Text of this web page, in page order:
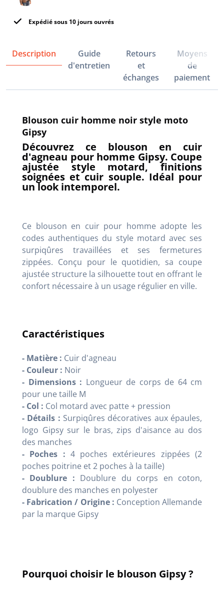
Expédié sous 10 jours ouvrés
Description
Guide
d'entretien
Retours
et
échanges
Moyens
de
paiement
Blouson cuir homme noir style moto
Gipsy
Découvrez ce blouson en cuir
d'agneau pour homme Gipsy. Coupe
ajustée style motard, finitions
soignées et cuir souple. Idéal pour
un look intemporel.
Ce blouson en cuir pour homme adopte les
codes authentiques du style motard avec ses
surpiqûres travaillées et ses fermetures
zippées. Conçu pour le quotidien, sa coupe
ajustée structure la silhouette tout en offrant le
confort nécessaire à un usage régulier en ville.
Caractéristiques
- Matière : Cuir d'agneau
- Couleur : Noir
- Dimensions : Longueur de corps de 64 cm
pour une taille M
- Col : Col motard avec patte + pression
- Détails : Surpiqûres décoratives aux épaules,
logo Gipsy sur le bras, zips d'aisance au dos
des manches
- Poches : 4 poches extérieures zippées (2
poches poitrine et 2 poches à la taille)
- Doublure : Doublure du corps en coton,
doublure des manches en polyester
- Fabrication / Origine : Conception Allemande
par la marque Gipsy
Pourquoi choisir le blouson Gipsy ?